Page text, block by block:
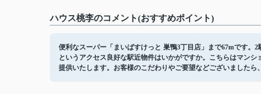
ハウス桃李のコメント(おすすめポイント)
便利なスーパー「まいばすけっと 巣鴨3丁目店」まで67mです。
というアクセス良好な駅近物件はいかがですか。こちらはマン
提供いたします。お客様のこだわりやご要望などございましたら